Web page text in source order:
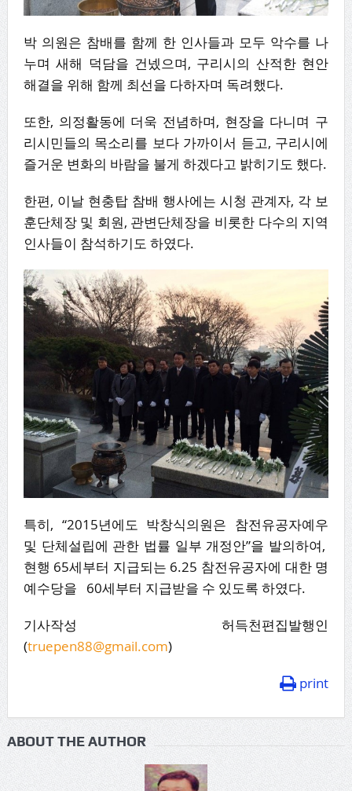
박 의원은 참배를 함께 한 인사들과 모두 악수를 나
누며 새해 덕담을 건넸으며, 구리시의 산적한 현안
해결을 위해 함께 최선을 다하자며 독려했다.
또한, 의정활동에 더욱 전념하며, 현장을 다니며 구
리시민들의 목소리를 보다 가까이서 듣고, 구리시에
즐거운 변화의 바람을 불게 하겠다고 밝히기도 했다.
한편, 이날 현충탑 참배 행사에는 시청 관계자, 각 보
훈단체장 및 회원, 관변단체장을 비롯한 다수의 지역
인사들이 참석하기도 하였다.
특히, “2015년에도 박창식의원은 참전유공자예우
및 단체설립에 관한 법률 일부 개정안”을 발의하여,
현행 65세부터 지급되는 6.25 참전유공자에 대한 명
예수당을 60세부터 지급받을 수 있도록 하였다.
기사작성 허득천편집발행인
(truepen88@gmail.com)
print
ABOUT THE AUTHOR